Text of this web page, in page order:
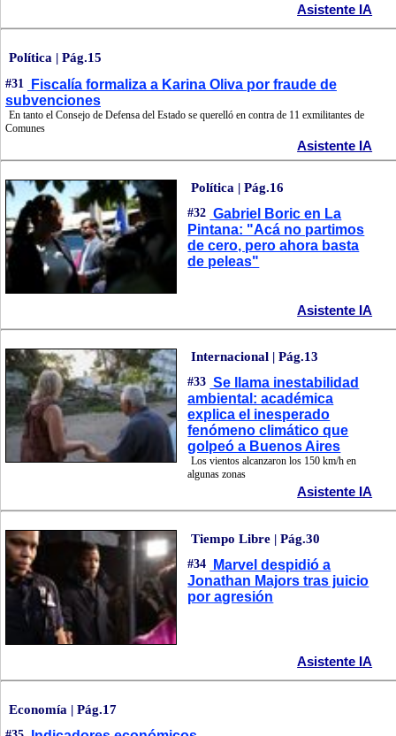
Asistente IA
Política | Pág.15
#31
Fiscalía formaliza a Karina Oliva por fraude de
subvenciones
En tanto el Consejo de Defensa del Estado se querelló en contra de 11 exmilitantes de
Comunes
Asistente IA
Política | Pág.16
#32 Gabriel Boric en La
Pintana: "Acá no partimos
de cero, pero ahora basta
de peleas"
Asistente IA
Internacional | Pág.13
#33 Se llama inestabilidad
ambiental: académica
explica el inesperado
fenómeno climático que
golpeó a Buenos Aires
Los vientos alcanzaron los 150 km/h en
algunas zonas
Asistente IA
Tiempo Libre | Pág.30
#34
Marvel despidió a
Jonathan Majors tras juicio
por agresión
Asistente IA
Economía | Pág.17